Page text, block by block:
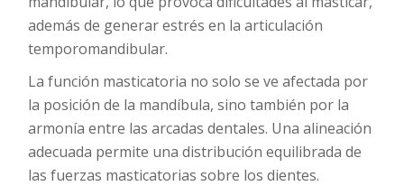
además de generar estrés en la articulación
temporomandibular.
La función masticatoria no solo se ve afectada por
la posición de la mandíbula, sino también por la
armonía entre las arcadas dentales. Una alineación
adecuada permite una distribución equilibrada de
las fuerzas masticatorias sobre los dientes.